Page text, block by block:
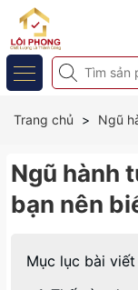
Trang chủ Ngũ
Ngũ hành
bạn nên
Mục lục bài viết